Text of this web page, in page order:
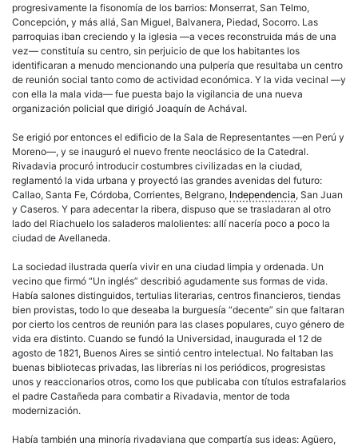
progresivamente la fisonomía de los barrios: Monserrat, San Telmo,
Concepción, y más allá, San Miguel, Balvanera, Piedad, Socorro. Las
parroquias iban creciendo y la iglesia —a veces reconstruida más de una
vez— constituía su centro, sin perjuicio de que los habitantes los
identificaran a menudo mencionando una pulpería que resultaba un centro
de reunión social tanto como de actividad económica. Y la vida vecinal —y
con ella la mala vida— fue puesta bajo la vigilancia de una nueva
organización policial que dirigió Joaquín de Achával.
Se erigió por entonces el edificio de la Sala de Representantes —en Perú y
Moreno—, y se inauguró el nuevo frente neoclásico de la Catedral.
Rivadavia procuró introducir costumbres civilizadas en la ciudad,
reglamentó la vida urbana y proyectó las grandes avenidas del futuro:
Callao, Santa Fe, Córdoba, Corrientes, Belgrano, Independencia, San Juan
y Caseros. Y para adecentar la ribera, dispuso que se trasladaran al otro
lado del Riachuelo los saladeros malolientes: allí nacería poco a poco la
ciudad de Avellaneda.
La sociedad ilustrada quería vivir en una ciudad limpia y ordenada. Un
vecino que firmó “Un inglés” describió agudamente sus formas de vida.
Había salones distinguidos, tertulias literarias, centros financieros, tiendas
bien provistas, todo lo que deseaba la burguesía “decente” sin que faltaran
por cierto los centros de reunión para las clases populares, cuyo género de
vida era distinto. Cuando se fundó la Universidad, inaugurada el 12 de
agosto de 1821, Buenos Aires se sintió centro intelectual. No faltaban las
buenas bibliotecas privadas, las librerías ni los periódicos, progresistas
unos y reaccionarios otros, como los que publicaba con títulos estrafalarios
el padre Castañeda para combatir a Rivadavia, mentor de toda
modernización.
Había también una minoría rivadaviana que compartía sus ideas: Agüero,